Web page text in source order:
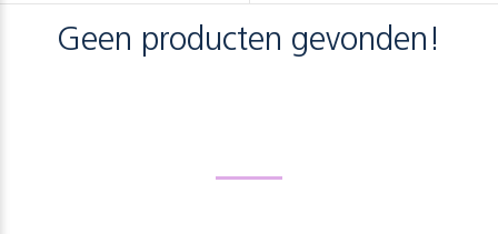
Geen producten gevonden!